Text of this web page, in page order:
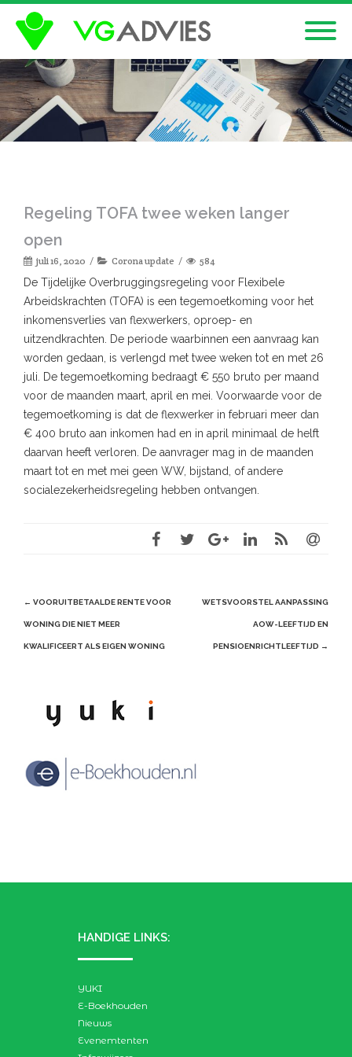
Regeling TOFA twee weken langer
open
juli 16, 2020 Corona update 584
De Tijdelijke Overbruggingsregeling voor Flexibele
Arbeidskrachten (TOFA) is een tegemoetkoming voor het
inkomensverlies van flexwerkers, oproep- en
uitzendkrachten. De periode waarbinnen een aanvraag kan
worden gedaan, is verlengd met twee weken tot en met 26
juli. De tegemoetkoming bedraagt € 550 bruto per maand
voor de maanden maart, april en mei. Voorwaarde voor de
tegemoetkoming is dat de flexwerker in februari meer dan
€ 400 bruto aan inkomen had en in april minimaal de helft
daarvan heeft verloren. De aanvrager mag in de maanden
maart tot en met mei geen WW, bijstand, of andere
socialezekerheidsregeling hebben ontvangen.
Post
navigation
← VOORUITBETAALDE RENTE VOOR
WONING DIE NIET MEER
KWALIFICEERT ALS EIGEN WONING
WETSVOORSTEL AANPASSING
AOW-LEEFTIJD EN
PENSIOENRICHTLEEFTIJD →
HANDIGE LINKS:
YUKI
E-Boekhouden
Nieuws
Evenemtenten